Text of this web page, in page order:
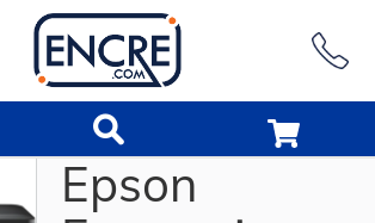
Epson